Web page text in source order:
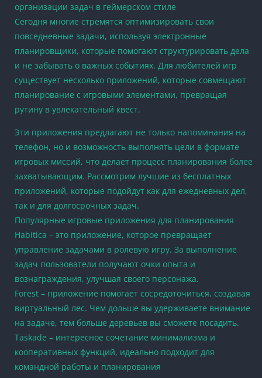
организации задач в геймерском стиле
Сегодня многие стремятся оптимизировать свои
повседневные задачи, используя электронные
планировщики, которые помогают структурировать дела
и не забывать о важных событиях. Для любителей игр
существует несколько приложений, которые совмещают
планирование с игровыми элементами, превращая
рутину в увлекательный квест.
Эти приложения предлагают не только напоминания на
телефон, но и возможность выполнять цели в формате
игровых миссий, что делает процесс планирования более
захватывающим. Рассмотрим лучшие из бесплатных
приложений, которые подойдут как для ежедневных дел,
так и для долгосрочных задач.
Популярные игровые приложения для планирования
Habitica – это приложение, которое превращает
управление задачами в ролевую игру. За выполнение
задач пользователи получают очки опыта и
вознаграждения, улучшая своего персонажа.
Forest – приложение помогает сосредоточиться, создавая
виртуальный лес. Чем дольше вы удерживаете внимание
на задаче, тем больше деревьев вы сможете посадить.
Taskade – интересное сочетание минимализма и
кооперативных функций, идеально подходит для
командной работы и планирования